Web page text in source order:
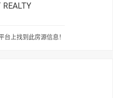
REALTY
上找到此房源信息！